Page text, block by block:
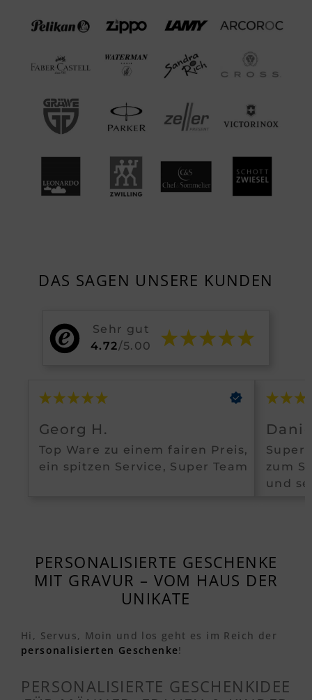
DAS SAGEN UNSERE KUNDEN
Sehr gut
4.72/5.00
Georg H.
Top Ware zu einem fairen Preis,
ein spitzen Service, Super Team
Super
zum
und
PERSONALISIERTE GESCHENKE
MIT GRAVUR – VOM HAUS DER
UNIKATE
Hi, Servus, Moin und los geht es im Reich der
personalisierten Geschenke!
PERSONALISIERTE GESCHENKIDEE